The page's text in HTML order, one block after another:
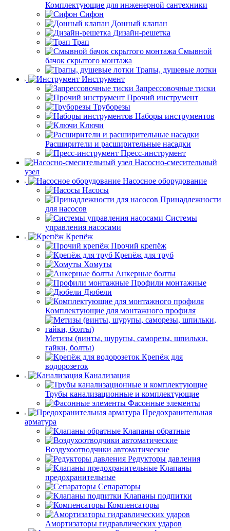
Комплектующие для инженерной сантехники
Сифон
Донный клапан
Дизайн-решетка
Трап
Смывной
бачок скрытого монтажа
Трапы, душевые лотки
Инструмент
Запрессовочные тиски
Прочий инструмент
Труборезы
Наборы инструментов
Ключи
Расширители и расширительные насадки
Пресс-инструмент
Насосно-смесительный
узел
Насосное оборудование
Насосы
Принадлежности
для насосов
Системы
управления насосами
Крепёж
Прочий крепёж
Крепёж для труб
Хомуты
Анкерные болты
Профили монтажные
Дюбели
Комплектующие для монтажного профиля
Метизы (винты, шурупы, саморезы, шпильки,
гайки, болты)
Крепёж для
водорозеток
Канализация
Трубы канализационные и комплектующие
Фасонные элементы
Предохранительная
арматура
Клапаны обратные
Воздухоотводчики автоматические
Редукторы давления
Клапаны
предохранительные
Сепараторы
Клапаны подпитки
Компенсаторы
Амортизаторы гидравлических ударов